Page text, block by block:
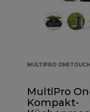
MULTIPRO ONETOUCH
MultiPro
Kompakt-